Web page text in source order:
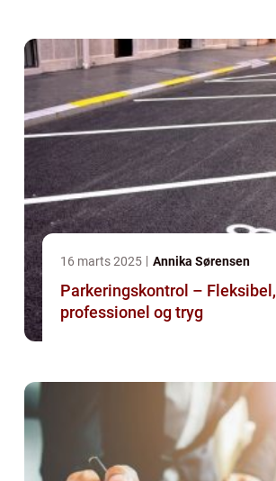
16 marts 2025 Annika Sørensen
Parkeringskontrol – Fleksibel,
professionel og tryg